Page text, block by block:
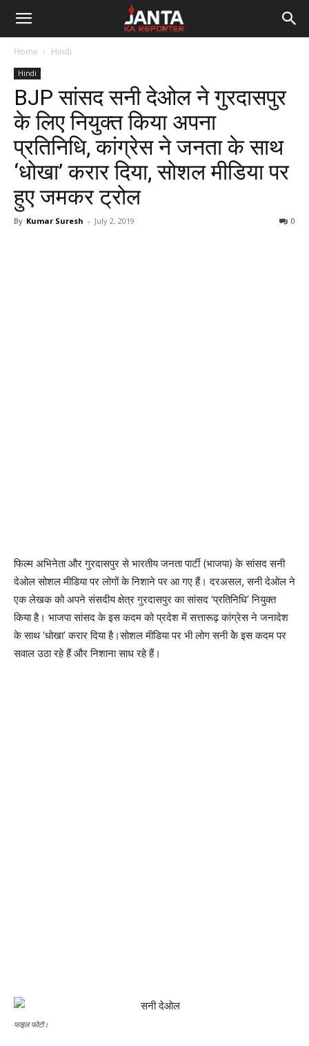
Janta
Reporter
Home Hindi
Hindi
BJP सांसद सनी देओल ने गुरदासपुर
के लिए नियुक्त किया अपना
प्रतिनिधि, कांग्रेस ने जनता के साथ
‘धोखा’ करार दिया, सोशल मीडिया पर
हुए जमकर ट्रोल
By Kumar Suresh - July 2, 2019 0
फिल्म अभिनेता और गुरदासपुर से भारतीय जनता पार्टी (भाजपा) के सांसद सनी
देओल सोशल मीडिया पर लोगों के निशाने पर आ गए हैं। दरअसल, सनी देओल ने
एक लेखक को अपने संसदीय क्षेत्र गुरदासपुर का सांसद ‘प्रतिनिधि’ नियुक्त
किया है। भाजपा सांसद के इस कदम को प्रदेश में सत्तारूढ़ कांग्रेस ने जनादेश
के साथ ‘धोखा’ करार दिया है।सोशल मीडिया पर भी लोग सनी केे इस कदम पर
सवाल उठा रहे हैं और निशाना साध रहे हैं।
फाइल फोटो।